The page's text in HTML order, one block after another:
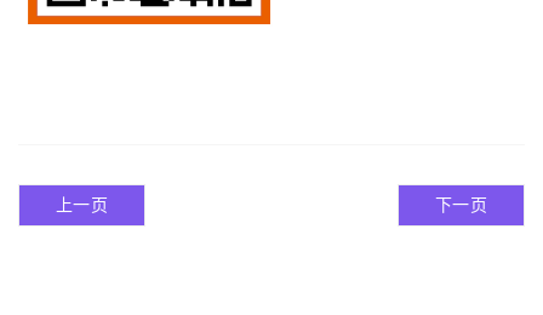
上一页 下一页